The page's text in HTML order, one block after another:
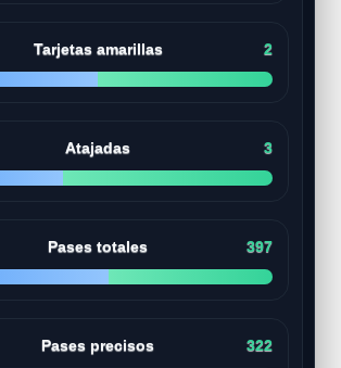
Tarjetas amarillas 2
Atajadas 3
Pases totales 397
Pases precisos 322